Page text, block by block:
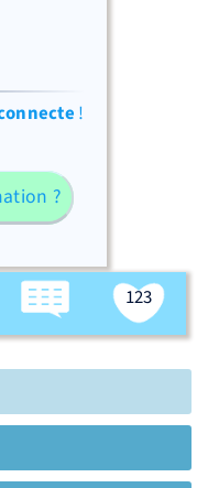
!
?
123